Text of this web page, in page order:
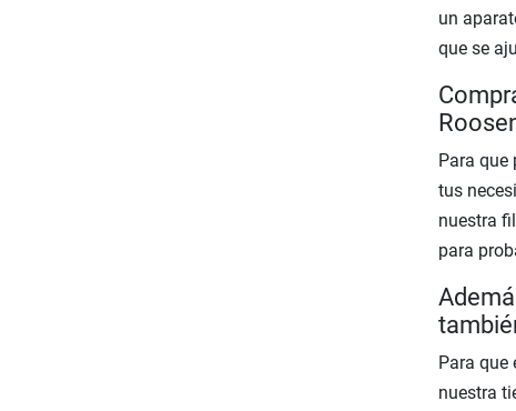
un
que se
Para que
tus
nuestra
para
Para que
nuestra